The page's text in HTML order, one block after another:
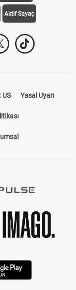
Aktif Sayaç
US Yasal Uyarı